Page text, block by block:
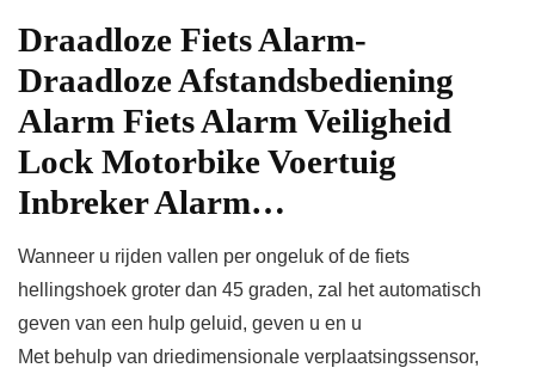
Draadloze Fiets Alarm-
Draadloze Afstandsbediening
Alarm Fiets Alarm Veiligheid
Lock Motorbike Voertuig
Inbreker Alarm…
Wanneer u rijden vallen per ongeluk of de fiets
hellingshoek groter dan 45 graden, zal het automatisch
geven van een hulp geluid, geven u en u
Met behulp van driedimensionale verplaatsingssensor,